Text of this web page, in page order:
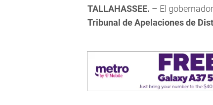
TALLAHASSEE. – El
Tribunal de Apelaciones de